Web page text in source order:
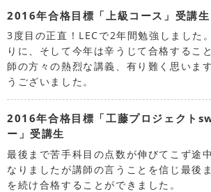
2016年合格目標「上級コース」受講生
3度目の正直！LECで2年間勉強しました
りに、そして今年は辛うじて合格するこ
師の方々の熱烈な講義、有り難く思いま
うございました。
2016年合格目標「工藤プロジェクト
ー」受講生
最後まで苦手科目の点数が伸びてこず途
なりましたが講師の言うことを信じ最後
を続け合格することができました。